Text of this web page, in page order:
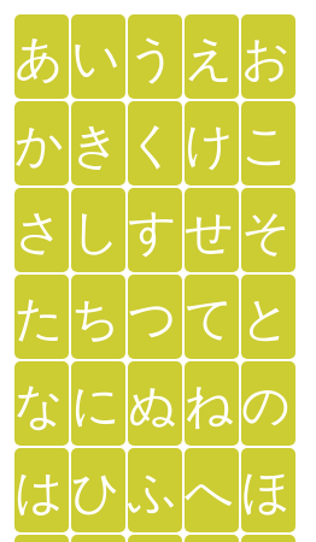
あ い う え お
か き く け こ
さ し すせ そ
た ち つ て と
な に ぬ ねの
は ひふへほ